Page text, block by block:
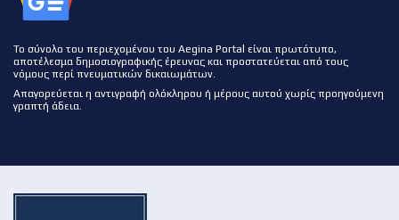
Το σύνολο του περιεχομένου του Aegina Portal είναι πρωτότυπο,
αποτέλεσμα δημοσιογραφικής έρευνας και προστατεύεται από τους
νόμους περί πνευματικών δικαιωμάτων.
Απαγορεύεται η αντιγραφή ολόκληρου ή μέρους αυτού χωρίς προηγούμενη
γραπτή άδεια.